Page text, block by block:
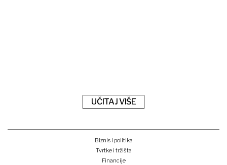
UČITAJ VIŠE
Biznis i politika
Tvrtke i tržišta
Financije